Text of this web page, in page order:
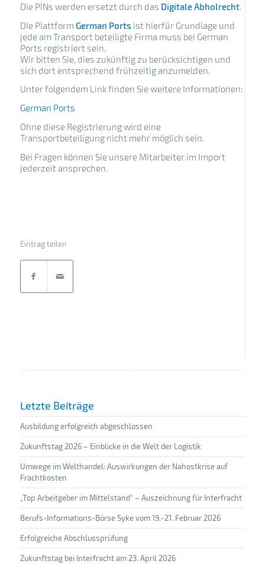
Die PINs werden ersetzt durch das Digitale Abholrecht.
Die Plattform German Ports ist hierfür Grundlage und
jede am Transport beteiligte Firma muss bei German
Ports registriert sein.
Wir bitten Sie, dies zukünftig zu berücksichtigen und
sich dort entsprechend frühzeitig anzumelden.
Unter folgendem Link finden Sie weitere Informationen:
German Ports
Ohne diese Registrierung wird eine
Transportbeteiligung nicht mehr möglich sein.
Bei Fragen können Sie unsere Mitarbeiter im Import
jederzeit ansprechen.
Eintrag teilen
Letzte Beiträge
Ausbildung erfolgreich abgeschlossen
Zukunftstag 2026 – Einblicke in die Welt der Logistik
Umwege im Welthandel: Auswirkungen der Nahostkrise auf
Frachtkosten
„Top Arbeitgeber im Mittelstand“ – Auszeichnung für Interfracht
Berufs-Informations-Börse Syke vom 19.-21. Februar 2026
Erfolgreiche Abschlussprüfung
Zukunftstag bei Interfracht am 23. April 2026